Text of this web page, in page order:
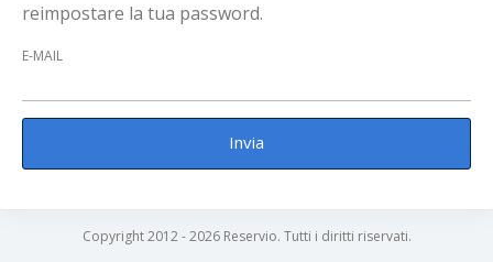
reimpostare la tua password.
E-MAIL
Invia
Copyright 2012 - 2026 Reservio. Tutti i diritti riservati.